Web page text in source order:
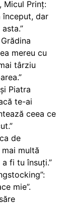
, Micul Prinț:
început, dar
mereu cu
târziu
Piatra
te-ai
ceea ce
de
multă
fi tu însuți.”
mie”.